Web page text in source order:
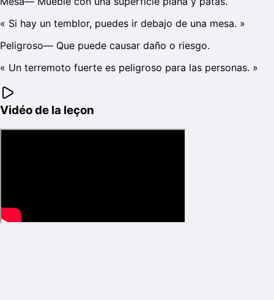
« Si hay un temblor, puedes ir debajo de una mesa. »
Peligroso— Que puede causar daño o riesgo.
« Un terremoto fuerte es peligroso para las personas. »
Vidéo de la leçon